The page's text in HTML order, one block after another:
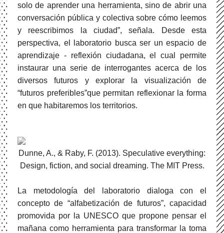
solo de aprender una herramienta, sino de abrir una
conversación pública y colectiva sobre cómo leemos
y reescribimos la ciudad”, señala. Desde esta
perspectiva, el laboratorio busca ser un espacio de
aprendizaje - reflexión ciudadana, el cual permite
instaurar una serie de interrogantes acerca de los
diversos futuros y explorar la visualización de
“futuros preferibles”que permitan reflexionar la forma
en que habitaremos los territorios.
Dunne, A., & Raby, F. (2013). Speculative everything:
Design, fiction, and social dreaming. The MIT Press.
La metodología del laboratorio dialoga con el
concepto de “alfabetización de futuros”, capacidad
promovida por la UNESCO que propone pensar el
mañana como herramienta para transformar la toma